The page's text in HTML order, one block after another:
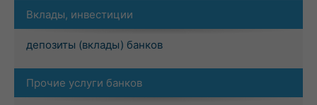
Вклады, инвестиции
депозиты (вклады) банков
Прочие услуги банков